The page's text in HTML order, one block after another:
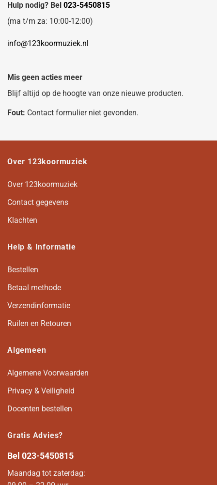
Hulp nodig? Bel 023-5450815
(ma t/m za: 10:00-12:00)
info@123koormuziek.nl
Mis geen acties meer
Blijf altijd op de hoogte van onze nieuwe producten.
Fout: Contact formulier niet gevonden.
Over 123koormuziek
Over 123koormuziek
Contact gegevens
Klachten
Help & Informatie
Bestellen
Betaal methode
Verzendinformatie
Ruilen en Retouren
Algemeen
Algemene Voorwaarden
Privacy & Veiligheid
Docenten bestellen
Gratis Advies?
Bel 023-5450815
Maandag tot zaterdag: